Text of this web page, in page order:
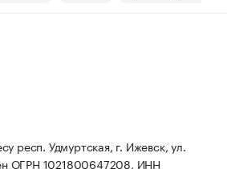
респ. Удмуртская, г. Ижевск, ул.
ОГРН 1021800647208, ИНН